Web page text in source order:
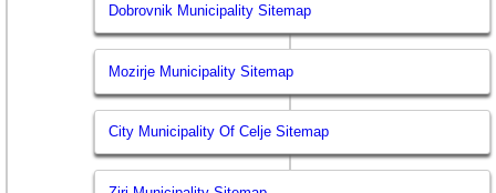
Dobrovnik Municipality Sitemap
Mozirje Municipality Sitemap
City Municipality Of Celje Sitemap